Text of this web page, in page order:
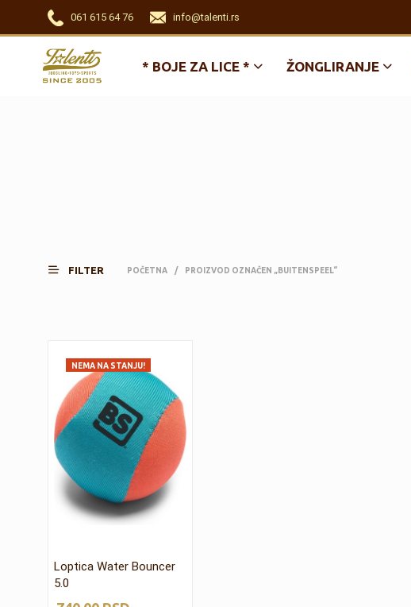
061 615 64 76 info@talenti.rs
* BOJE ZA LICE * ŽONGLIRANJE
FILTER POČETNA / PROIZVOD OZNAČEN „BUITENSPEEL“
NEMA NA STANJU!
Loptica Water Bouncer
5.0